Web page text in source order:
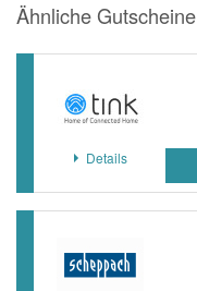
Ähnliche Gutscheine
Details